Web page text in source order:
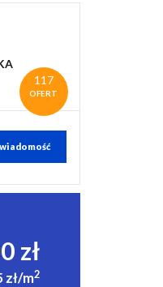
117
OFERT
zł
zł/m2